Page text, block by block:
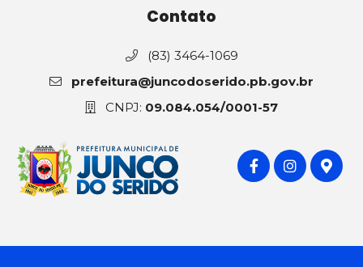
Contato
(83) 3464-1069
prefeitura@juncodoserido.pb.gov.br
CNPJ: 09.084.054/0001-57